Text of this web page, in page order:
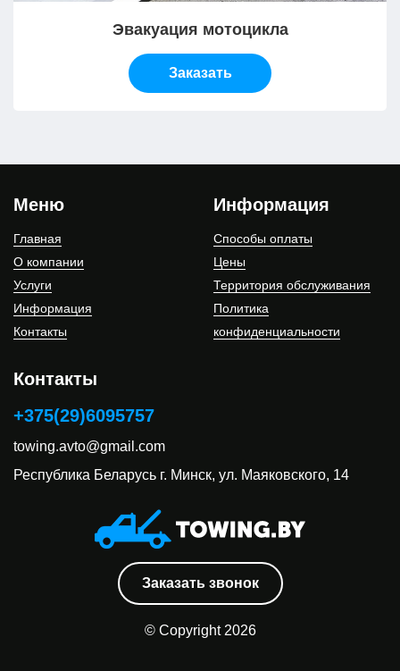
Эвакуация мотоцикла
Заказать
Меню
Главная
О компании
Услуги
Информация
Контакты
Информация
Способы оплаты
Цены
Территория обслуживания
Политика
конфиденциальности
Контакты
+375(29)6095757
towing.avto@gmail.com
Республика Беларусь г. Минск, ул. Маяковского, 14
Заказать звонок
© Copyright 2026